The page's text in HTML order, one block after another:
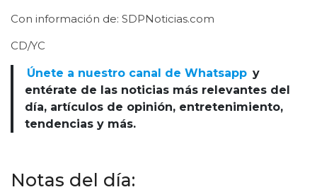
Con información de: SDPNoticias.com
CD/YC
Únete a nuestro canal de Whatsapp y
entérate de las noticias más relevantes del
día, artículos de opinión, entretenimiento,
tendencias y más.
Notas del día: